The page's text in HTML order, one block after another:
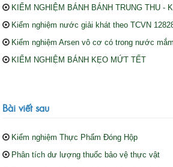
KIỂM NGHIỆM BÁNH BÁNH TRUNG THU -
Kiểm nghiệm nước giải khát theo TCVN
Kiểm nghiệm Arsen vô cơ có trong nước
KIỂM NGHIỆM BÁNH KẸO MỨT TẾT
Bài viết sau
Kiểm nghiệm Thực Phẩm Đóng Hộp
Phân tích dư lượng thuốc bảo vệ thực vật